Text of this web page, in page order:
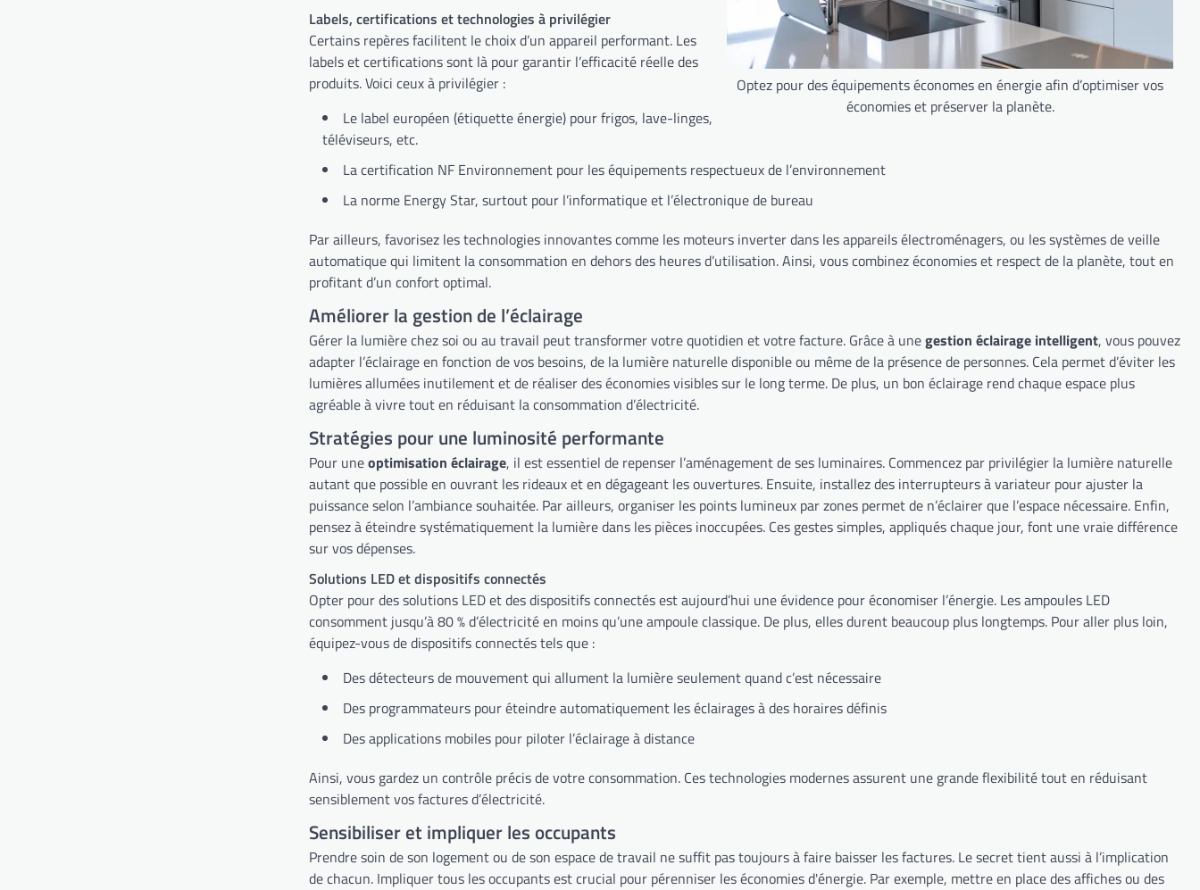
Optez pour des équipements économes en énergie afin d’optimiser vos
économies et préserver la planète.
Labels, certifications et technologies à privilégier
Certains repères facilitent le choix d’un appareil performant. Les
labels et certifications sont là pour garantir l’efficacité réelle des
produits. Voici ceux à privilégier :
Le label européen (étiquette énergie) pour frigos, lave-linges,
téléviseurs, etc.
La certification NF Environnement pour les équipements respectueux de l’environnement
La norme Energy Star, surtout pour l’informatique et l’électronique de bureau
Par ailleurs, favorisez les technologies innovantes comme les moteurs inverter dans les appareils électroménagers, ou les systèmes de veille
automatique qui limitent la consommation en dehors des heures d’utilisation. Ainsi, vous combinez économies et respect de la planète, tout en
profitant d’un confort optimal.
Améliorer la gestion de l’éclairage
Gérer la lumière chez soi ou au travail peut transformer votre quotidien et votre facture. Grâce à unegestion éclairage intelligent, vous pouvez
adapter l’éclairage en fonction de vos besoins, de la lumière naturelle disponible ou même de la présence de personnes. Cela permet d’éviter les
lumières allumées inutilement et de réaliser des économies visibles sur le long terme. De plus, un bon éclairage rend chaque espace plus
agréable à vivre tout en réduisant la consommation d’électricité.
Stratégies pour une luminosité performante
Pour uneoptimisation éclairage, il est essentiel de repenser l’aménagement de ses luminaires. Commencez par privilégier la lumière naturelle
autant que possible en ouvrant les rideaux et en dégageant les ouvertures. Ensuite, installez des interrupteurs à variateur pour ajuster la
puissance selon l’ambiance souhaitée. Par ailleurs, organiser les points lumineux par zones permet de n’éclairer que l’espace nécessaire. Enfin,
pensez à éteindre systématiquement la lumière dans les pièces inoccupées. Ces gestes simples, appliqués chaque jour, font une vraie différence
sur vos dépenses.
Solutions LED et dispositifs connectés
Opter pour des solutions LED et des dispositifs connectés est aujourd’hui une évidence pour économiser l’énergie. Les ampoules LED
consomment jusqu’à 80 % d’électricité en moins qu’une ampoule classique. De plus, elles durent beaucoup plus longtemps. Pour aller plus loin,
équipez-vous de dispositifs connectés tels que :
Des détecteurs de mouvement qui allument la lumière seulement quand c’est nécessaire
Des programmateurs pour éteindre automatiquement les éclairages à des horaires définis
Des applications mobiles pour piloter l’éclairage à distance
Ainsi, vous gardez un contrôle précis de votre consommation. Ces technologies modernes assurent une grande flexibilité tout en réduisant
sensiblement vos factures d’électricité.
Sensibiliser et impliquer les occupants
Prendre soin de son logement ou de son espace de travail ne suffit pas toujours à faire baisser les factures. Le secret tient aussi à l’implication
de chacun. Impliquer tous les occupants est crucial pour pérenniser les économies d'énergie. Par exemple, mettre en place des affiches ou des